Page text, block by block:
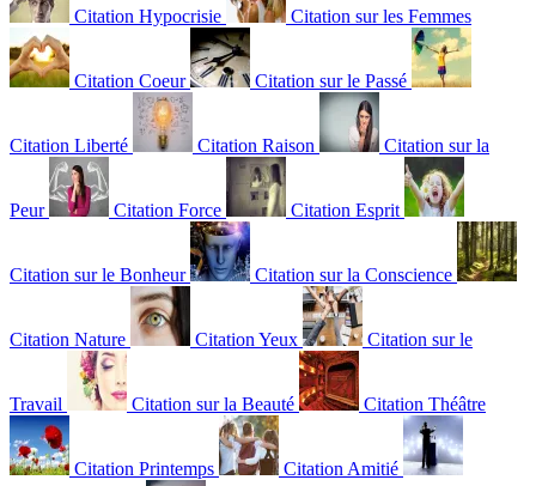
Citation Hypocrisie Citation sur les Femmes
Citation Coeur Citation sur le Passé
Citation Liberté Citation Raison Citation sur la
Peur Citation Force Citation Esprit
Citation sur le Bonheur Citation sur la Conscience
Citation Nature Citation Yeux Citation sur le
Travail Citation sur la Beauté Citation Théâtre
Citation Printemps Citation Amitié